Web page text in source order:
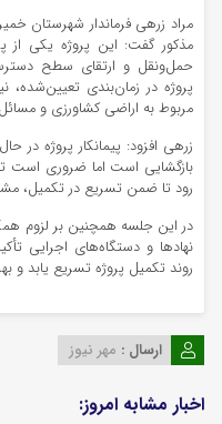
مراد زرهی فرماندار شهرستان
مذکور گفت: این پروژه یکی از
حمل‌ونقل و ارتقای سطح
پروژه در زمان‌بندی تعیین‌شده،
مربوط به اراضی کشاورزی و
زرهی افزود: پیمانکار پروژه در
بازگشایی است اما ضروری است
رود تا ضمن تسریع در تکمیل،
در این جلسه همچنین بر لزوم
نهادها و دستگاه‌های اجرایی
روند تکمیل پروژه تسریع یابد و
ارسال : مهر نیوز
اخبار مشابه امروز: